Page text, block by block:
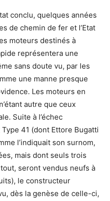
conclu, quelques années
de chemin de fer et l’Etat
moteurs destinés à
représentera une
sans doute vu, par les
une manne presque
Les moteurs en
autre que ceux
Suite à l’échec
41 (dont Ettore Bugatti
l’indiquait son surnom,
mais dont seuls trois
seront vendus neufs à
le constructeur
dès la genèse de celle-ci,